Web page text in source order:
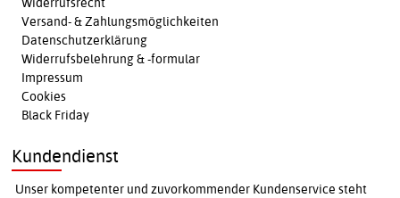
Versand- & Zahlungsmöglichkeiten
Datenschutzerklärung
Widerrufsbelehrung & -formular
Impressum
Cookies
Black Friday
Kundendienst
Unser kompetenter und zuvorkommender Kundenservice steht